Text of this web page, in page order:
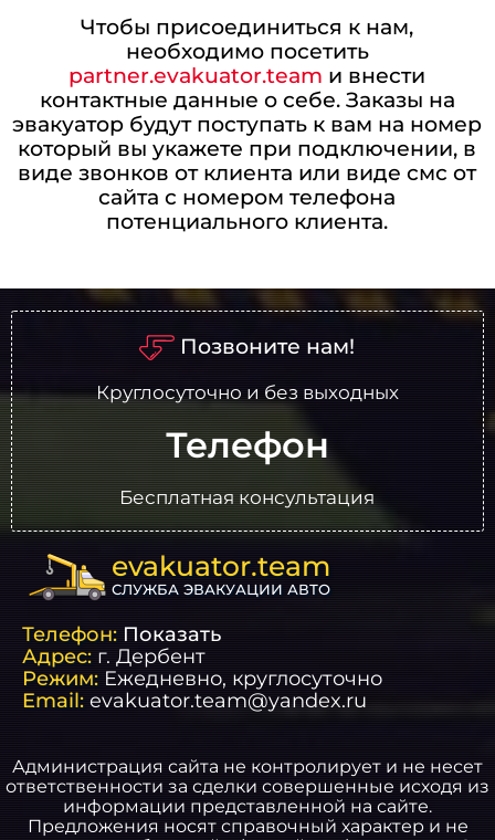
Чтобы присоединиться к нам,
необходимо посетить
partner.evakuator.team и внести
контактные данные о себе. Заказы на
эвакуатор будут поступать к вам на номер
который вы укажете при подключении, в
виде звонков от клиента или виде смс от
сайта с номером телефона
потенциального клиента.
Позвоните нам!
Круглосуточно и без выходных
Телефон
Бесплатная консультация
evakuator.team
СЛУЖБА ЭВАКУАЦИИ АВТО
Телефон: Показать
Адрес: г.Дербент
Режим: Ежедневно, круглосуточно
Email: evakuator.team@yandex.ru
Администрация сайта не контролирует и не несет
ответственности за сделки совершенные исходя из
информации представленной на сайте.
Предложения носят справочный характер и не